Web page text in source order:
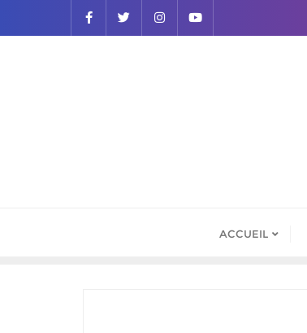
ACCUEIL